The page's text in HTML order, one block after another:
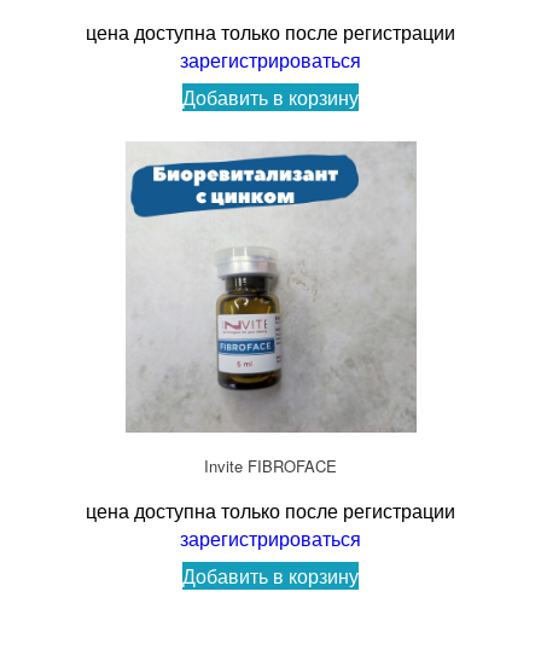
цена доступна только после регистрации
зарегистрироваться
Добавить в корзину
Invite FIBROFACE
цена доступна только после регистрации
зарегистрироваться
Добавить в корзину